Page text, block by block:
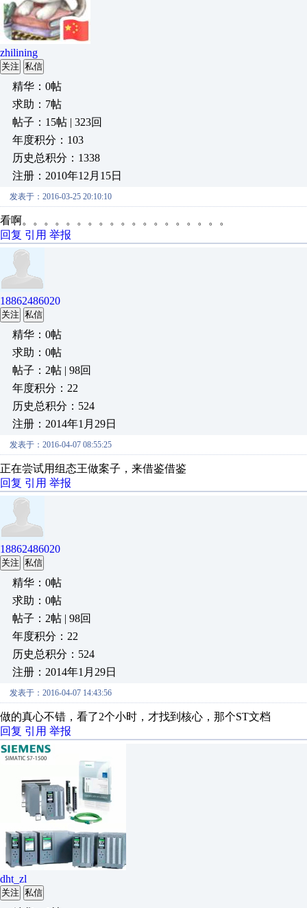
zhilining
关注 私信
精华：0帖
求助：7帖
帖子：15帖 | 323回
年度积分：103
历史总积分：1338
注册：2010年12月15日
发表于：2016-03-25 20:10:10
看啊。。。。。。。。。。。。。。。。。。。
回复 引用 举报
18862486020
关注 私信
精华：0帖
求助：0帖
帖子：2帖 | 98回
年度积分：22
历史总积分：524
注册：2014年1月29日
发表于：2016-04-07 08:55:25
正在尝试用组态王做案子，来借鉴借鉴
回复 引用 举报
18862486020
关注 私信
精华：0帖
求助：0帖
帖子：2帖 | 98回
年度积分：22
历史总积分：524
注册：2014年1月29日
发表于：2016-04-07 14:43:56
做的真心不错，看了2个小时，才找到核心，那个ST文档
回复 引用 举报
dht_zl
关注 私信